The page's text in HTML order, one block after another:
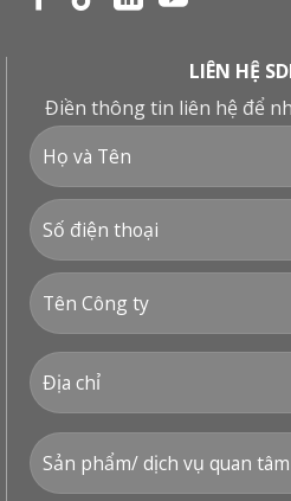
LIÊN HỆ
Điền thông tin liên hệ để